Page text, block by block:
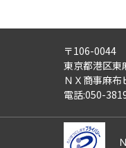
〒106-0044
東京都港区
ＮＸ商事麻布
電話:050-